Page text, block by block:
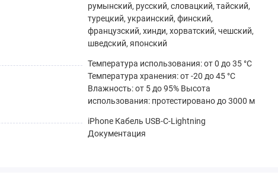
румынский, русский, словацкий, тайский,
турецкий, украинский, финский,
французский, хинди, хорватский, чешский,
шведский, японский
Температура использования: от 0 до 35 °C
Температура хранения: от -20 до 45 °C
Влажность: от 5 до 95% Высота
использования: протестировано до 3000 м
iPhone Кабель USB-C-Lightning
Документация